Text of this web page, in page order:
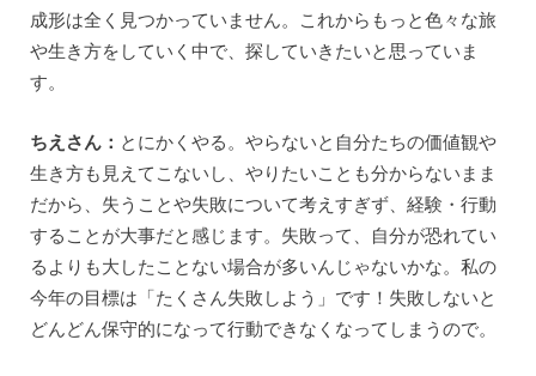
成形は全く見つかっていません。これからもっと色々な旅
や生き方をしていく中で、探していきたいと思っていま
す。
ちえさん： とにかくやる。やらないと自分たちの価値観や
生き方も見えてこないし、やりたいことも分からないまま
だから、失うことや失敗について考えすぎず、経験・行動
することが大事だと感じます。失敗って、自分が恐れてい
るよりも大したことない場合が多いんじゃないかな。私の
今年の目標は「たくさん失敗しよう」です！失敗しないと
どんどん保守的になって行動できなくなってしまうので。